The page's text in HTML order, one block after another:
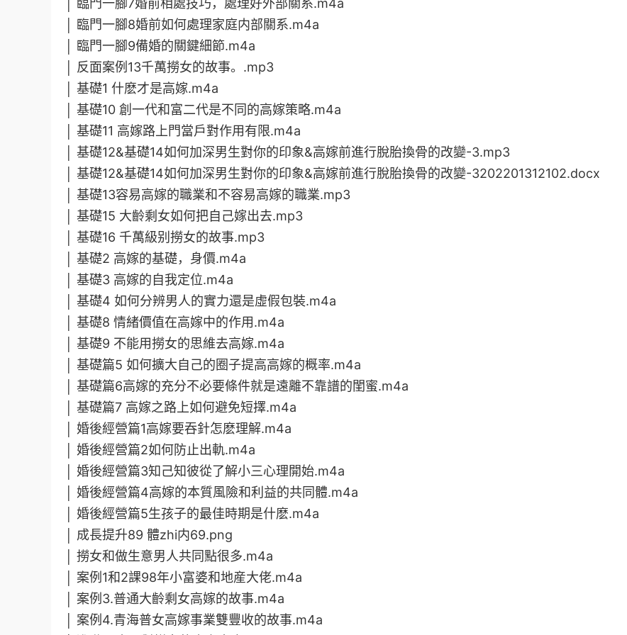
│ 臨門一腳7婚前相處技巧，處理好外部關系.m4a
│ 臨門一腳8婚前如何處理家庭内部關系.m4a
│ 臨門一腳9備婚的關鍵細節.m4a
│ 反面案例13千萬撈女的故事。.mp3
│ 基礎1 什麽才是高嫁.m4a
│ 基礎10 創一代和富二代是不同的高嫁策略.m4a
│ 基礎11 高嫁路上門當戶對作用有限.m4a
│ 基礎12&基礎14如何加深男生對你的印象&高嫁前進行脫胎換骨的改變-3.mp3
│ 基礎12&基礎14如何加深男生對你的印象&高嫁前進行脫胎換骨的改變-3202201312102.docx
│ 基礎13容易高嫁的職業和不容易高嫁的職業.mp3
│ 基礎15 大齡剩女如何把自己嫁出去.mp3
│ 基礎16 千萬級别撈女的故事.mp3
│ 基礎2 高嫁的基礎，身價.m4a
│ 基礎3 高嫁的自我定位.m4a
│ 基礎4 如何分辨男人的實力還是虛假包裝.m4a
│ 基礎8 情緒價值在高嫁中的作用.m4a
│ 基礎9 不能用撈女的思維去高嫁.m4a
│ 基礎篇5 如何擴大自己的圈子提高高嫁的概率.m4a
│ 基礎篇6高嫁的充分不必要條件就是遠離不靠譜的閨蜜.m4a
│ 基礎篇7 高嫁之路上如何避免短擇.m4a
│ 婚後經營篇1高嫁要吞針怎麽理解.m4a
│ 婚後經營篇2如何防止出軌.m4a
│ 婚後經營篇3知己知彼從了解小三心理開始.m4a
│ 婚後經營篇4高嫁的本質風險和利益的共同體.m4a
│ 婚後經營篇5生孩子的最佳時期是什麽.m4a
│ 成長提升89 體zhi内69.png
│ 撈女和做生意男人共同點很多.m4a
│ 案例1和2課98年小富婆和地産大佬.m4a
│ 案例3.普通大齡剩女高嫁的故事.m4a
│ 案例4.青海普女高嫁事業雙豐收的故事.m4a